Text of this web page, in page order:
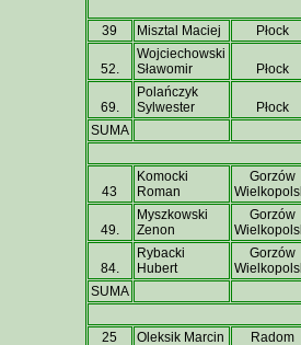
39 Misztal Maciej Płock
52.
Wojciechowski
Sławomir
Płock
69.
Polańczyk
Sylwester
Płock
SUMA
43
Komocki
Roman
Gorzów
49.
Myszkowski
Zenon
Gorzów
84.
Rybacki
Hubert
Gorzów
SUMA
25 Oleksik Marcin Radom